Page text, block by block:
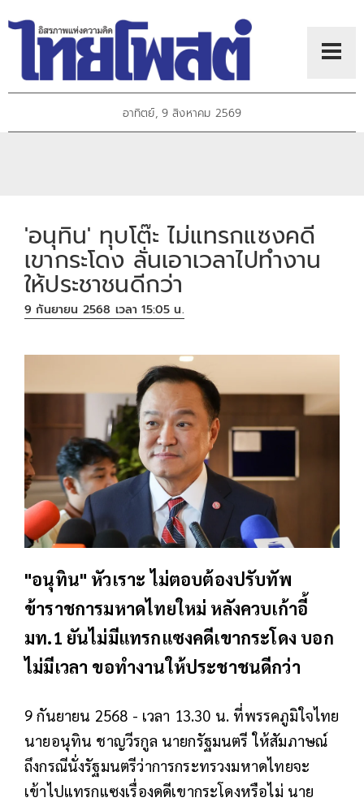
อาทิตย์, 9 สิงหาคม 2569
'อนุทิน' ทุบโต๊ะ ไม่แทรกแซงคดี
เขากระโดง ลั่นเอาเวลาไปทำงาน
ให้ประชาชนดีกว่า
9 กันยายน 2568 เวลา 15:05 น.
"อนุทิน" หัวเราะ ไม่ตอบต้องปรับทัพ
ข้าราชการมหาดไทยใหม่ หลังควบเก้าอี้
มท.1 ยันไม่มีแทรกแซงคดีเขากระโดง บอก
ไม่มีเวลา ขอทำงานให้ประชาชนดีกว่า
9 กันยายน 2568 - เวลา 13.30 น. ที่พรรคภูมิใจไทย
นายอนุทิน ชาญวีรกูล นายกรัฐมนตรี ให้สัมภาษณ์
ถึงกรณีนั่งรัฐมนตรีว่าการกระทรวงมหาดไทยจะ
เข้าไปแทรกแซงเรื่องดดีเขากระโดงหรือไม่ นาย